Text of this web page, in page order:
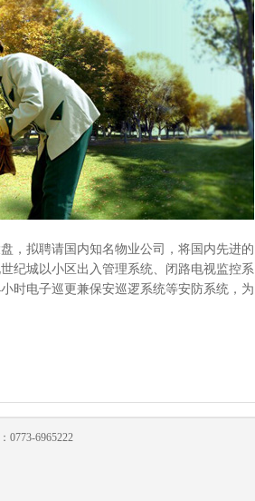
拟聘请国内知名物业公司，将国内先进的
纪城以小区出入管理系统、闭路电视监控系
时电子巡更兼保安巡逻系统等安防系统，为
0773-6965222